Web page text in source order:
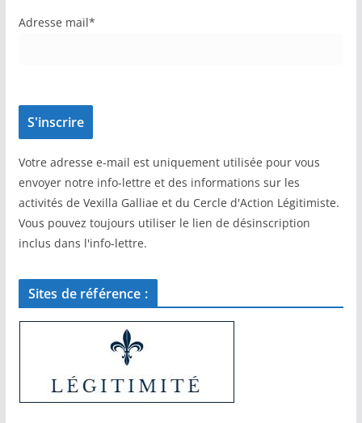
Adresse mail*
Votre adresse e-mail est uniquement utilisée pour vous
envoyer notre info-lettre et des informations sur les
activités de Vexilla Galliae et du Cercle d'Action Légitimiste.
Vous pouvez toujours utiliser le lien de désinscription
inclus dans l'info-lettre.
Sites de référence :